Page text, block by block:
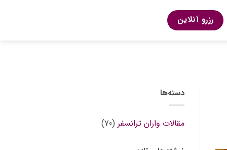
رزرو آنلاین
دسته‌ها
مقالات واران ترانسفر (70)